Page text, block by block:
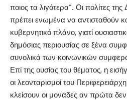
ποιος τα λιγότερα”. Οι πολίτες
πρέπει ενωμένα να αντισταθούν
κυβερνητικό πλάνο, γιατί
δημόσιας περιουσίας σε ξένα
συνολικά των κοινωνικών
Επί της ουσίας του θέματος, η
οι λεονταρισμοί του
κλείσουν οι μονάδες αν πρώτα δεν